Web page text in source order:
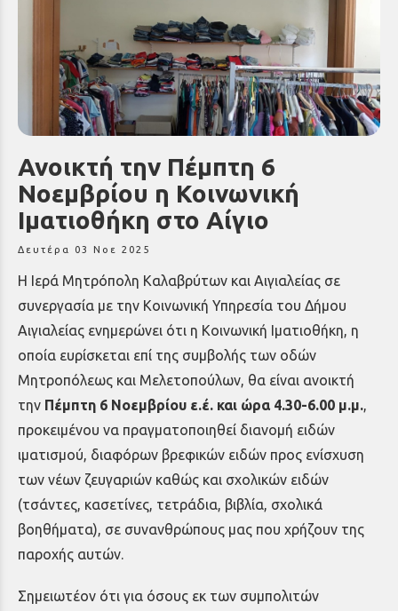
Ανοικτή την Πέμπτη 6
Νοεμβρίου η Κοινωνική
Ιματιοθήκη στο Αίγιο
Δευτέρα 03 Νοε 2025
Η Ιερά Μητρόπολη Καλαβρύτων και Αιγιαλείας σε
συνεργασία με την Κοινωνική Υπηρεσία του Δήμου
Αιγιαλείας ενημερώνει ότι η Κοινωνική Ιματιοθήκη, η
οποία ευρίσκεται επί της συμβολής των οδών
Μητροπόλεως και Μελετοπούλων, θα είναι ανοικτή
την Πέμπτη 6 Νοεμβρίου ε.έ. και ώρα 4.30-6.00 μ.μ.
προκειμένου να πραγματοποιηθεί διανομή ειδών
ιματισμού, διαφόρων βρεφικών ειδών προς ενίσχυση
των νέων ζευγαριών καθώς και σχολικών ειδών
(τσάντες, κασετίνες, τετράδια, βιβλία, σχολικά
βοηθήματα), σε συνανθρώπους μας που χρήζουν της
παροχής αυτών.
Σημειωτέον ότι για όσους εκ των συμπολιτών